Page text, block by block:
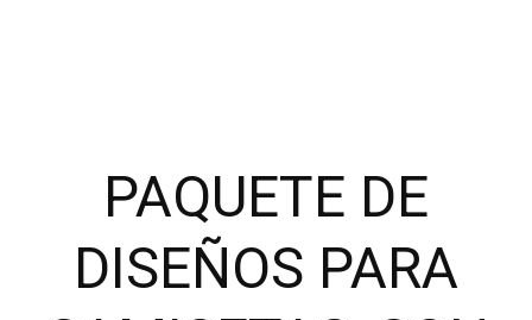
PAQUETE DE
DISEÑOS PARA